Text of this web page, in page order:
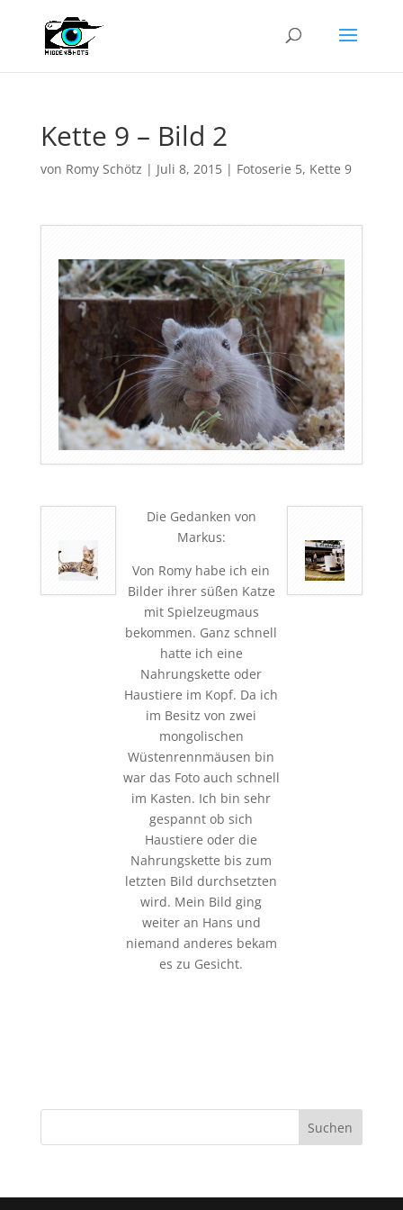
Kette 9 – Bild 2
von Romy Schötz | Juli 8, 2015| Fotoserie 5, Kette 9
Die Gedanken von
Markus:
Von Romy habe ich ein
Bilder ihrer süßen Katze
mit Spielzeugmaus
bekommen. Ganz schnell
hatte ich eine
Nahrungskette oder
Haustiere im Kopf. Da ich
im Besitz von zwei
mongolischen
Wüstenrennmäusen bin
war das Foto auch schnell
im Kasten. Ich bin sehr
gespannt ob sich
Haustiere oder die
Nahrungskette bis zum
letzten Bild durchsetzten
wird. Mein Bild ging
weiter an Hans und
niemand anderes bekam
es zu Gesicht.